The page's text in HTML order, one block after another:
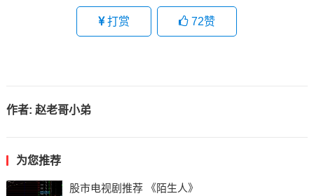
打赏 72赞
作者: 赵老哥小弟
为您推荐
股市电视剧推荐 《陌生人》